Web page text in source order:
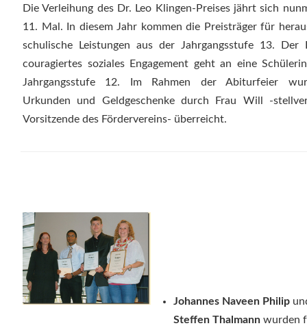
Die Verleihung des Dr. Leo Klingen-Preises jährt sich
11. Mal. In diesem Jahr kommen die Preisträger für
schulische Leistungen aus der Jahrgangsstufe 13. Der
couragiertes soziales Engagement geht an eine
Jahrgangsstufe 12. Im Rahmen der Abiturfeier
Urkunden und Geldgeschenke durch Frau Will -
Vorsitzende des Fördervereins- überreicht.
Johannes Naveen Philip
Steffen Thalmann wurden